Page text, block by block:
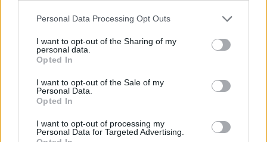
Please note that this website/app uses one or more Google
not limited to your visit or usage behaviour. You may click to
grant or deny consent to Google and its third-party tags to
use your data for below specified purposes in below Google
consent section.
Personal Data Processing Opt Outs
I want to opt-out of the Sharing of my
personal data.
Opted In
I want to opt-out of the Sale of my
Personal Data.
Opted In
I want to opt-out of processing my
Personal Data for Targeted Advertising.
BKK KM Építő Kft.
felüljárón
A tartós nyári hőség jelentős kihívás elé állítja a KM Építőt,